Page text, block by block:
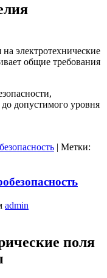
электротехнические
общие требования
допустимого уровня
| Метки:
admin
поля